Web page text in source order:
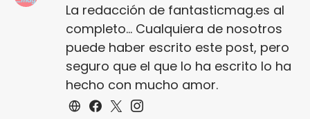
La redacción de fantasticmag.es al
completo... Cualquiera de nosotros
puede haber escrito este post, pero
seguro que el que lo ha escrito lo ha
hecho con mucho amor.